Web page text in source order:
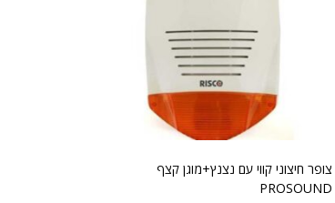
צופר חיצוני קווי עם נצנץ+מוגן קצף
PROSOUND